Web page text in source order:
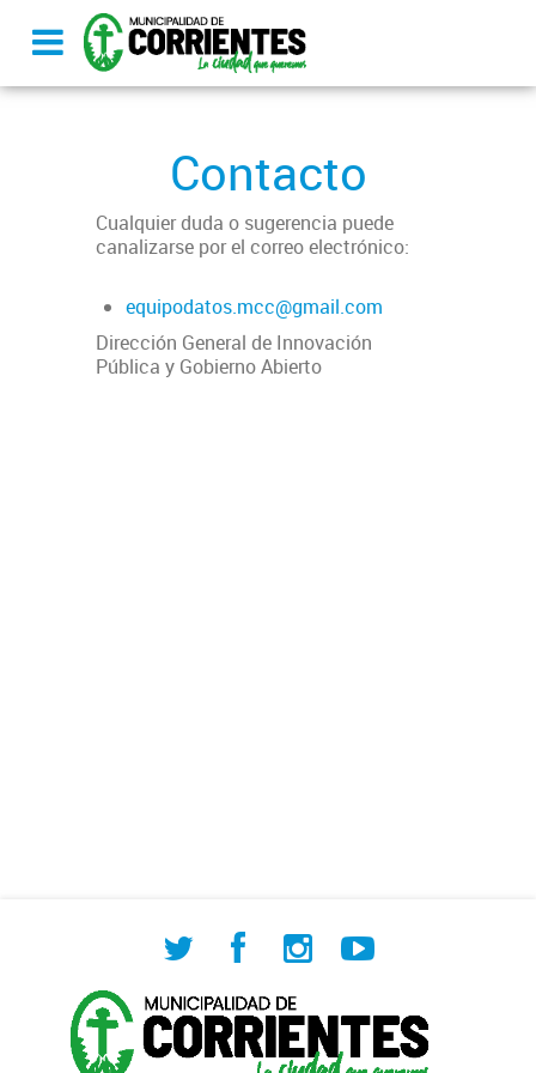
Contacto
Cualquier duda o sugerencia puede
canalizarse por el correo electrónico:
equipodatos.mcc@gmail.com
Dirección General de Innovación
Pública y Gobierno Abierto